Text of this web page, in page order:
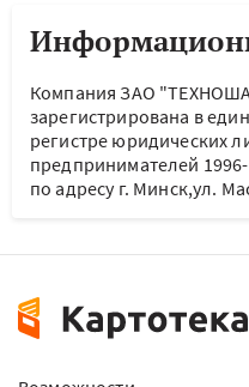
Компания ЗАО
зарегистрирована в
регистре юридических
предпринимателей
по адресу г. Минск,ул.